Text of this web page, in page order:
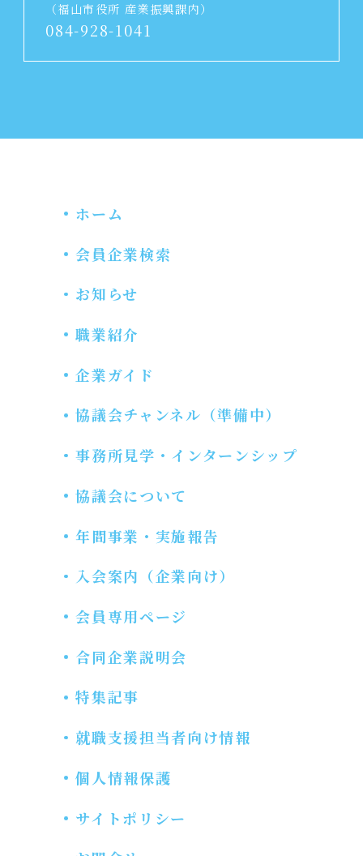
（福山市役所 産業振興課内）
084-928-1041
ホーム
会員企業検索
お知らせ
職業紹介
企業ガイド
協議会チャンネル（準備中）
事務所見学・インターンシップ
協議会について
年間事業・実施報告
入会案内（企業向け）
会員専用ページ
合同企業説明会
特集記事
就職支援担当者向け情報
個人情報保護
サイトポリシー